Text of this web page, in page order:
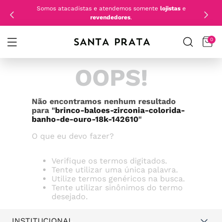
Somos atacadistas e atendemos somente lojistase
revendedores.
0
OOPS!
Não encontramos nenhum resultado
para "brinco-baloes-zirconia-colorida-
banho-de-ouro-18k-142610"
O que eu devo fazer?
Verifique os termos digitados.
Tente utilizar uma única palavra.
Utilize termos genéricos na busca.
Tente utilizar sinônimos do termo
desejado.